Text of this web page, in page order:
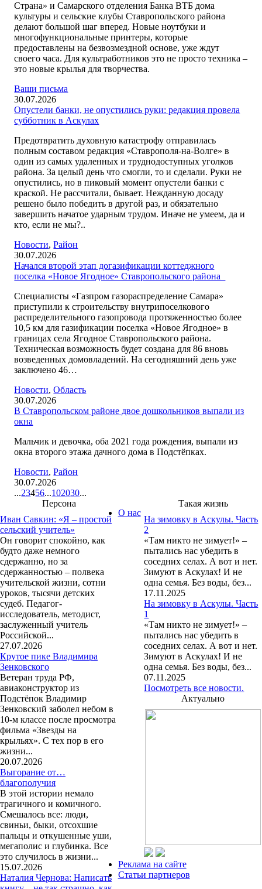
Страна» и Самарского отделения Банка ВТБ дома
культуры и сельские клубы Ставропольского района
делают большой шаг вперед. Новые ноутбуки и
многофункциональные принтеры, которые
предоставлены на безвозмездной основе, уже ждут
своего часа. Для культработников это не просто техника –
это новые крылья для творчества.
Ваши письма
30.07.2026
Опустели банки, не опустились руки: редакция провела
субботник в Аскулах
Предотвратить духовную катастрофу отправилась
полным составом редакция «Ставрополя-на-Волге» в
один из самых удаленных и труднодоступных уголков
района. За целый день что смогли, то и сделали. Руки не
опустились, но в пиковый момент опустели банки с
краской. Не рассчитали, бывает. Нежданную досаду
решено было победить в другой раз, и обязательно
завершить начатое ударным трудом. Иначе не умеем, да и
кто, если не мы?..
Новости,Район
30.07.2026
Начался второй этап догазификации коттеджного
поселка «Новое Ягодное» Ставропольского района
Специалисты «Газпром газораспределение Самара»
приступили к строительству внутрипоселкового
распределительного газопровода протяженностью более
10,5 км для газификации поселка «Новое Ягодное» в
границах села Ягодное Ставропольского района.
Техническая возможность будет создана для 86 вновь
возведенных домовладений. На сегодняшний день уже
заключено 46…
Новости,Область
30.07.2026
В Ставропольском районе двое дошкольников выпали из
окна
Мальчик и девочка, оба 2021 года рождения, выпали из
окна второго этажа дачного дома в Подстёпках.
Новости,Район
30.07.2026
...23456...102030...
Персона
Иван Савкин: «Я – простой
сельский учитель»
Он говорит спокойно, как
будто даже немного
сдержанно, но за
сдержанностью – полвека
учительской жизни, сотни
уроков, тысячи детских
судеб. Педагог-
исследователь, методист,
заслуженный учитель
Российской...
27.07.2026
Крутое пике Владимира
Зенковского
Ветеран труда РФ,
авиаконструктор из
Подстёпок Владимир
Зенковский заболел небом в
10-м классе после просмотра
фильма «Звезды на
крыльях». С тех пор в его
жизни...
20.07.2026
Выгорание от…
благополучия
В этой истории немало
трагичного и комичного.
Смешалось все: люди,
свиньи, быки, отсохшие
пальцы и откушенные уши,
мегаполис и глубинка. Все
это случилось в жизни...
15.07.2026
Наталия Чернова: Написать
Такая жизнь
На зимовку в Аскулы. Часть
2
«Там никто не зимует!» –
пытались нас убедить в
соседних селах. А вот и нет.
Зимуют в Аскулах! И не
одна семья. Без воды, без...
17.11.2025
На зимовку в Аскулы. Часть
1
«Там никто не зимует!» –
пытались нас убедить в
соседних селах. А вот и нет.
Зимуют в Аскулах! И не
одна семья. Без воды, без...
07.11.2025
Посмотреть все новости.
Актуально
О нас
Реклама на сайте
Статьи партнеров